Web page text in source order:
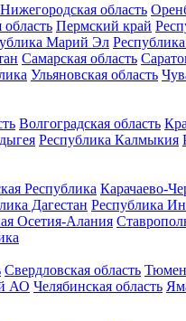
Нижегородская область
область Пермский край
Марий Эл
Самарская область
Ульяновская область
Волгоградская область
Республика Калмыкия
Республика Карачаево-
Дагестан Республика
Осетия-Алания
Свердловская область
АО Челябинская область